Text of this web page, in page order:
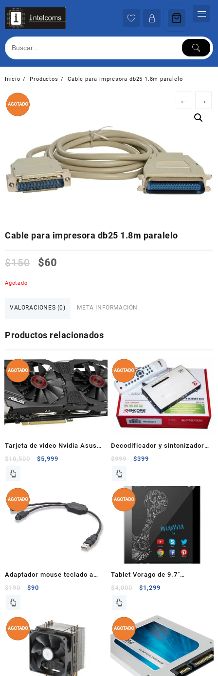
contenido
Inicio Productos Cable para impresora db25 1.8m paralelo
← →
Cable para impresora db25 1.8m paralelo
$150 $60
Agotado
VALORACIONES (0) META INFORMACIÓN
Productos relacionados
Tarjeta de video Nvidia Asus
Strix GTX 970 4Gb
$10,500 $5,999
Decodificador y sintonizador
de TV Externo de Alta
Definición II ENXTV-X4
$999 $399
Adaptador mouse teclado a
usb belkin
$190 $90
Tablet Vorago de 9.7″
Quadcore 1.6Ghz 16GB 2GB
Pantalla 2048×1536 IPS
$4,000 $1,299